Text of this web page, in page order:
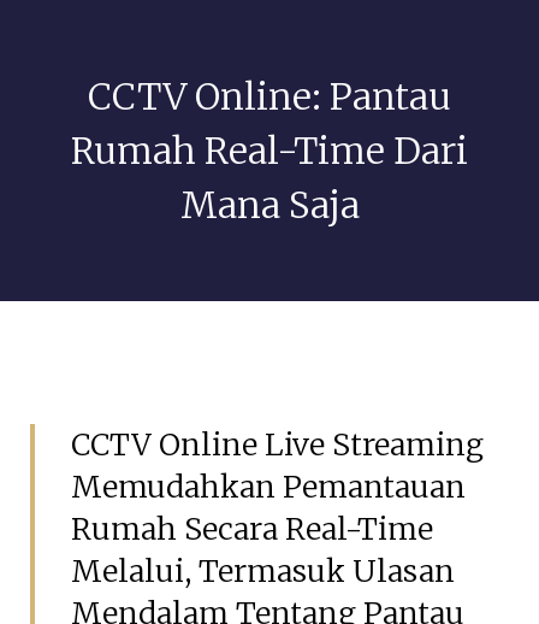
CCTV Online: Pantau
Rumah Real-Time Dari
Mana Saja
CCTV Online Live Streaming
Memudahkan Pemantauan
Rumah Secara Real-Time
Melalui, Termasuk Ulasan
Mendalam Tentang Pantau